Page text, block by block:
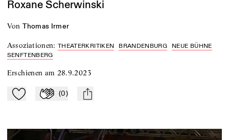
Roxane Scherwinski
von Thomas Irmer
Assoziationen:THEATERKRITIKEN BRANDENBURG
NEUE BÜHNE
SENFTENBERG
Erschienen am 28.9.2023
Zu Mein-TdZ hinzufügen
Applaudieren
(0) mail